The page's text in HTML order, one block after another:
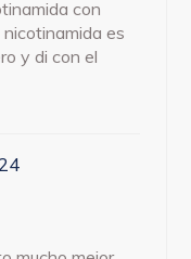
con
es
y di con el